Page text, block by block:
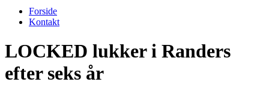
Forside
Kontakt
LOCKED lukker i Randers
efter seks år